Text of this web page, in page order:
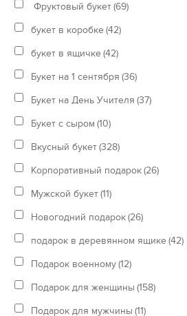
Фруктовый букет(69)
букет в коробке(42)
букет в ящичке(42)
Букет на 1 сентября (36)
Букет на День Учителя (37)
Букет с сыром (10)
Вкусный букет(328)
Корпоративный подарок(26)
Мужской букет(11)
Новогодний подарок(26)
подарок в деревянном ящике(42)
Подарок военному(12)
Подарок для женщины (158)
Подарок для мужчины (11)